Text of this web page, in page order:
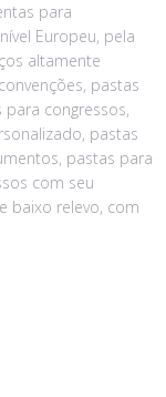
para
Europeu, pela
altamente
pastas
congressos,
pastas
pastas para
com seu
baixo relevo, com